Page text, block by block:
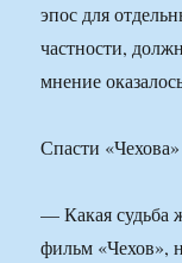
эпос для
частности,
мнение
Спасти «Чехова»
— Какая судьба
фильм «Чехов»,